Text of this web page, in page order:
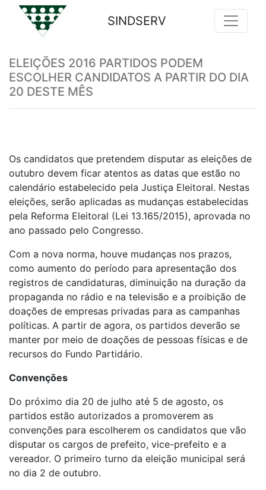
SINDSERV
ELEIÇÕES 2016 PARTIDOS PODEM
ESCOLHER CANDIDATOS A PARTIR DO DIA
20 DESTE MÊS
Os candidatos que pretendem disputar as eleições de
outubro devem ficar atentos as datas que estão no
calendário estabelecido pela Justiça Eleitoral. Nestas
eleições, serão aplicadas as mudanças estabelecidas
pela Reforma Eleitoral (Lei 13.165/2015), aprovada no
ano passado pelo Congresso.
Com a nova norma, houve mudanças nos prazos,
como aumento do período para apresentação dos
registros de candidaturas, diminuição na duração da
propaganda no rádio e na televisão e a proibição de
doações de empresas privadas para as campanhas
políticas. A partir de agora, os partidos deverão se
manter por meio de doações de pessoas físicas e de
recursos do Fundo Partidário.
Convenções
Do próximo dia 20 de julho até 5 de agosto, os
partidos estão autorizados a promoverem as
convenções para escolherem os candidatos que vão
disputar os cargos de prefeito, vice-prefeito e a
vereador. O primeiro turno da eleição municipal será
no dia 2 de outubro.